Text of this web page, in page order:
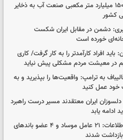
بدهی ۱۵۰ میلیارد متر مکعبی صنعت آب به ذخایر
کشور
دشمن در مقابل ایران شکست
خورده است
باید افراد کارآمدتر را به کار گرفت/ کاری
در معیشت مردم مشکلی پیش نیاید
به ترامپ: واقعیت‌ها را بپذیرید و به
خود عمل کنید
ایران معتقدند مسیر درست راهبرد
ادامه یابد
وزارت اطلاعات: ۲۱ عامل موساد و ۴ عضو باندهای
شدند